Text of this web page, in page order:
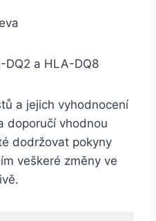
DQ2 a HLA-DQ8
a jejich vyhodnocení
doporučí vhodnou
dodržovat pokyny
veškeré změny ve